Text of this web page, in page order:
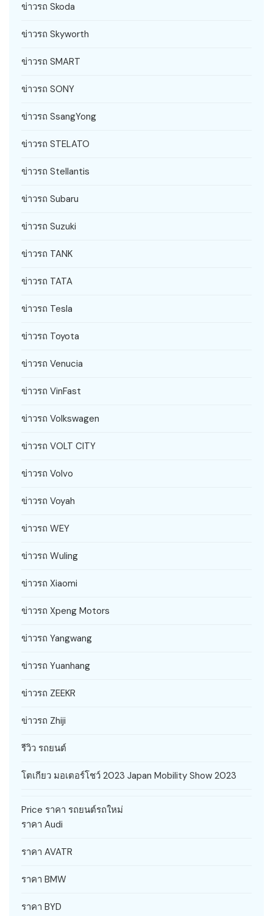
ข่าวรถ Skoda
ข่าวรถ Skyworth
ข่าวรถ SMART
ข่าวรถ SONY
ข่าวรถ SsangYong
ข่าวรถ STELATO
ข่าวรถ Stellantis
ข่าวรถ Subaru
ข่าวรถ Suzuki
ข่าวรถ TANK
ข่าวรถ TATA
ข่าวรถ Tesla
ข่าวรถ Toyota
ข่าวรถ Venucia
ข่าวรถ VinFast
ข่าวรถ Volkswagen
ข่าวรถ VOLT CITY
ข่าวรถ Volvo
ข่าวรถ Voyah
ข่าวรถ WEY
ข่าวรถ Wuling
ข่าวรถ Xiaomi
ข่าวรถ Xpeng Motors
ข่าวรถ Yangwang
ข่าวรถ Yuanhang
ข่าวรถ ZEEKR
ข่าวรถ Zhiji
รีวิว รถยนต์
โตเกียว มอเตอร์โชว์ 2023 Japan Mobility Show 2023
Price ราคา รถยนต์รถใหม่
ราคา Audi
ราคา AVATR
ราคา BMW
ราคา BYD